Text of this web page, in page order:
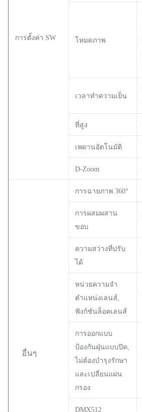
การตั้งค่า SW โหมดภาพ
เวลาทำความเย็น
ที่สูง
เพดานอัตโนมัติ
D-Zoom
อื่นๆ
การฉายภาพ 360°
การผสมผสาน
ขอบ
ความสว่างที่ปรับ
ได้
หน่วยความจำ
ตำแหน่งเลนส์,
ฟังก์ชันล็อคเลนส์
การออกแบบ
ป้องกันฝุ่นแบบปิด,
ไม่ต้องบำรุงรักษา
และเปลี่ยนแผ่น
กรอง
DMX512